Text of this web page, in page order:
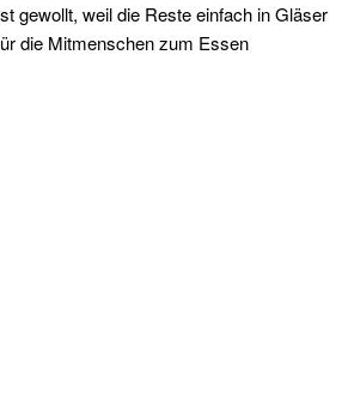
gewollt, weil die Reste einfach in Gläser
die Mitmenschen zum Essen